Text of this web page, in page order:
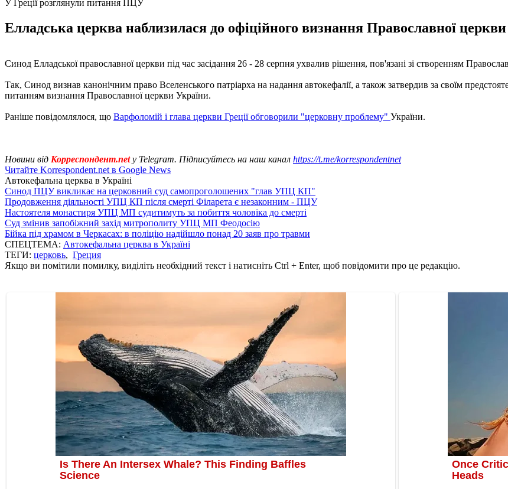
У Греції розглянули питання ПЦУ
Елладська церква наблизилася до офіційного визнання Православної
Синод Елладської православної церкви під час засідання 26 - 28 серпня ухвалив рішення, пов'язані зі створенням
Так, Синод визнав канонічним право Вселенського патріарха на надання автокефалії, а також затвердив за своїм
питанням визнання Православної церкви України.
Раніше повідомлялося, що Варфоломій і глава церкви Греції обговорили "церковну проблему" України.
Новини від Корреспондент.netу Telegram. Підписуйтесь на наш канал https://t.me/korrespondentnet
Читайте Korrespondent.net в Google News
Автокефальна церква в Україні
Синод ПЦУ викликає на церковний суд самопроголошених "глав УПЦ КП"
Продовження діяльності УПЦ КП після смерті Філарета є незаконним - ПЦУ
Настоятеля монастиря УПЦ МП судитимуть за побиття чоловіка до смерті
Суд змінив запобіжний захід митрополиту УПЦ МП Феодосію
Бійка під храмом в Черкасах: в поліцію надійшло понад 20 заяв про травми
СПЕЦТЕМА: Автокефальна церква в Україні
ТЕГИ: церковь, Греция
Якщо ви помітили помилку, виділіть необхідний текст і натисніть Ctrl + Enter, щоб повідомити про це редакцію.